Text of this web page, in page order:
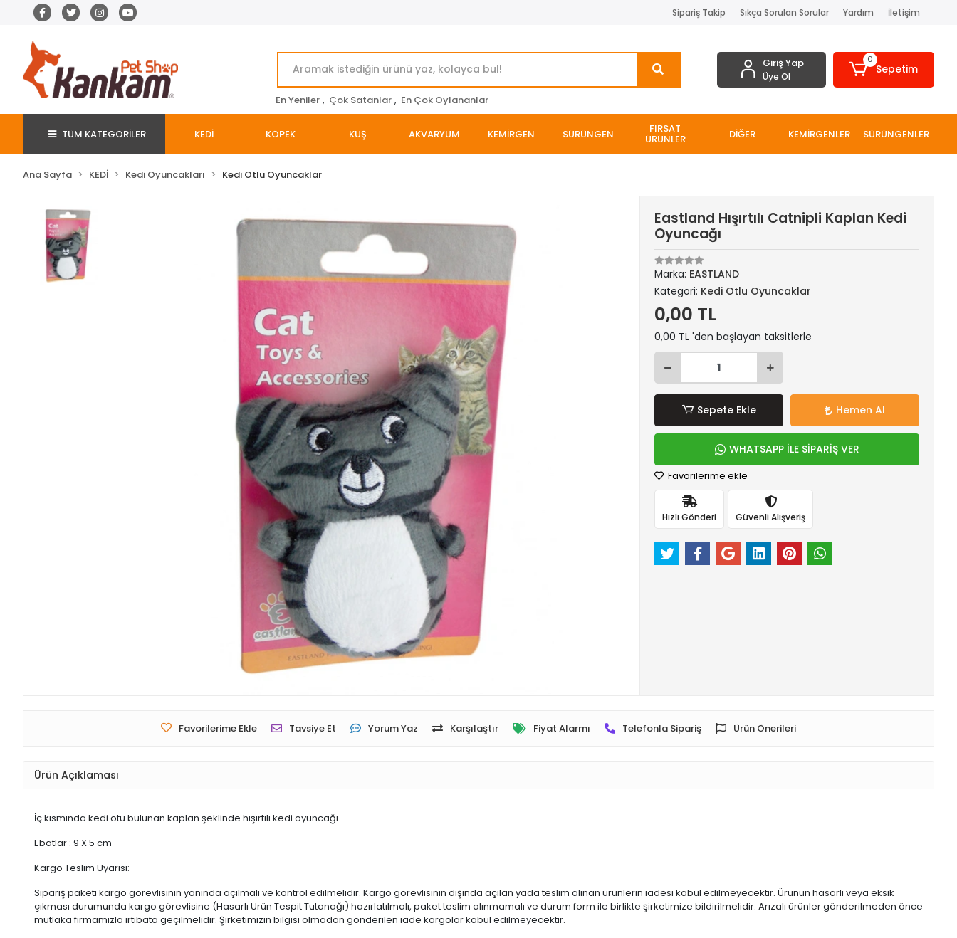
Sipariş Takip Sıkça Sorulan Sorular Yardım İletişim
En Yeniler , Çok Satanlar , En Çok Oylananlar
Giriş Yap
Üye Ol
0
Sepetim
TÜM KATEGORİLER KEDİ KÖPEK KUŞ AKVARYUM KEMİRGEN SÜRÜNGEN FIRSAT
ÜRÜNLER DİĞER KEMİRGENLER SÜRÜNGENLER
Ana Sayfa KEDİ Kedi Oyuncakları Kedi Otlu Oyuncaklar
Eastland Hışırtılı Catnipli Kaplan Kedi
Oyuncağı
Marka: EASTLAND
Kategori: Kedi Otlu Oyuncaklar
0,00 TL
0,00 TL 'den başlayan taksitlerle
Sepete Ekle Hemen Al
WHATSAPP İLE SİPARİŞ VER
Favorilerime ekle
Hızlı Gönderi Güvenli Alışveriş
Favorilerime Ekle Tavsiye Et Yorum Yaz Karşılaştır Fiyat Alarmı Telefonla Sipariş Ürün Önerileri
Ürün Açıklaması
İç kısmında kedi otu bulunan kaplan şeklinde hışırtılı kedi oyuncağı.
Ebatlar : 9 X 5 cm
Kargo Teslim Uyarısı:
Sipariş paketi kargo görevlisinin yanında açılmalı ve kontrol edilmelidir. Kargo görevlisinin dışında açılan yada teslim alınan ürünlerin iadesi kabul edilmeyecektir. Ürünün hasarlı veya eksik
çıkması durumunda kargo görevlisine (Hasarlı Ürün Tespit Tutanağı) hazırlatılmalı, paket teslim alınmamalı ve durum form ile birlikte şirketimize bildirilmelidir. Arızalı ürünler gönderilmeden önce
mutlaka firmamızla irtibata geçilmelidir. Şirketimizin bilgisi olmadan gönderilen iade kargolar kabul edilmeyecektir.